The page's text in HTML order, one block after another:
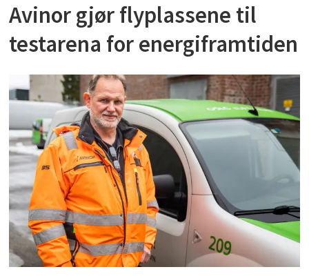
Avinor gjør flyplassene til
testarena for energiframtiden